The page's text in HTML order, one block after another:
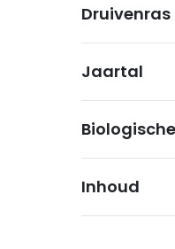
Druivenras
Jaartal
Inhoud